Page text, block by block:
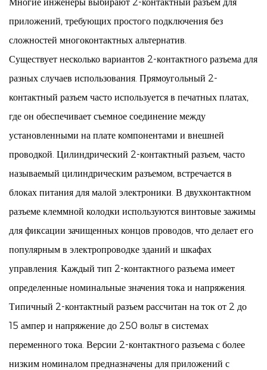
приложений, требующих простого подключения без
сложностей многоконтактных альтернатив.
Существует несколько вариантов 2-контактного разъема для
разных случаев использования. Прямоугольный 2-
контактный разъем часто используется в печатных платах,
где он обеспечивает съемное соединение между
установленными на плате компонентами и внешней
проводкой. Цилиндрический 2-контактный разъем, часто
называемый цилиндрическим разъемом, встречается в
блоках питания для малой электроники. В двухконтактном
разъеме клеммной колодки используются винтовые зажимы
для фиксации зачищенных концов проводов, что делает его
популярным в электропроводке зданий и шкафах
управления. Каждый тип 2-контактного разъема имеет
определенные номинальные значения тока и напряжения.
Типичный 2-контактный разъем рассчитан на ток от 2 до
15 ампер и напряжение до 250 вольт в системах
переменного тока. Версии 2-контактного разъема с более
низким номиналом предназначены для приложений с